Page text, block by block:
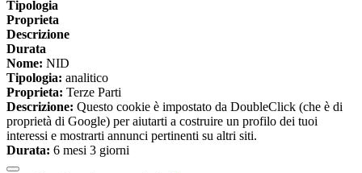
Tipologia
Proprieta
Descrizione
Durata
Nome: NID
Tipologia: analitico
Proprieta: Terze Parti
Descrizione: Questo cookie è impostato da DoubleClick (che è di
proprietà di Google) per aiutarti a costruire un profilo dei tuoi
interessi e mostrarti annunci pertinenti su altri siti.
Durata: 6 mesi 3 giorni